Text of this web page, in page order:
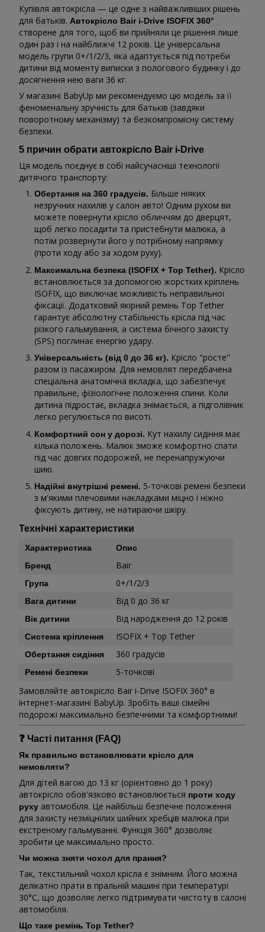
Купівля автокрісла — це одне з найважливіших рішень
для батьків. Автокрісло Bair i-Drive ISOFIX 360°
створене для того, щоб ви прийняли це рішення лише
один раз і на найближчі 12 років. Це універсальна
модель групи 0+/1/2/3, яка адаптується під потреби
дитини від моменту виписки з пологового будинку і до
досягнення нею ваги 36 кг.
У магазині BabyUp ми рекомендуємо цю модель за її
феноменальну зручність для батьків (завдяки
поворотному механізму) та безкомпромісну систему
безпеки.
5 причин обрати автокрісло Bair i-Drive
Ця модель поєднує в собі найсучасніші технології
дитячого транспорту:
Обертання на 360 градусів. Більше ніяких
незручних нахилів у салон авто! Одним рухом ви
можете повернути крісло обличчям до дверцят,
щоб легко посадити та пристебнути малюка, а
потім розвернути його у потрібному напрямку
(проти ходу або за ходом руху).
Максимальна безпека (ISOFIX + Top Tether). Крісло
встановлюється за допомогою жорстких кріплень
ISOFIX, що виключає можливість неправильної
фіксації. Додатковий якірний ремінь Top Tether
гарантує абсолютну стабільність крісла під час
різкого гальмування, а система бічного захисту
(SPS) поглинає енергію удару.
Універсальність (від 0 до 36 кг). Крісло "росте"
разом із пасажиром. Для немовлят передбачена
спеціальна анатомічна вкладка, що забезпечує
правильне, фізіологічне положення спини. Коли
дитина підростає, вкладка знімається, а підголівник
легко регулюється по висоті.
Комфортний сон у дорозі. Кут нахилу сидіння має
кілька положень. Малюк зможе комфортно спати
під час довгих подорожей, не перенапружуючи
шию.
Надійні внутрішні ремені. 5-точкові ремені безпеки
з м'якими плечовими накладками міцно і ніжно
фіксують дитину, не натираючи шкіру.
Технічні характеристики
Характеристика
Опис
Бренд
Bair
Група 0+/1/2/3
Вага дитини Від 0 до 36 кг
Вік дитини Від народження до 12 років
Система кріплення ISOFIX + Top Tether
Обертання сидіння 360 градусів
Ремені безпеки
5-точкові
Замовляйте автокрісло Bair i-Drive ISOFIX 360° в
інтернет-магазині BabyUp. Зробіть ваші сімейні
подорожі максимально безпечними та комфортними!
❓ Часті питання (FAQ)
Як правильно встановлювати крісло для
немовляти?
Для дітей вагою до 13 кг (орієнтовно до 1 року)
автокрісло обов'язково встановлюється проти ходу
руху автомобіля. Це найбільш безпечне положення
для захисту незміцнілих шийних хребців малюка при
екстреному гальмуванні. Функція 360° дозволяє
зробити це максимально просто.
Чи можна зняти чохол для прання?
Так, текстильний чохол крісла є знімним. Його можна
делікатно прати в пральній машині при температурі
30°C, що дозволяє легко підтримувати чистоту в салоні
автомобіля.
Що таке ремінь Top Tether?